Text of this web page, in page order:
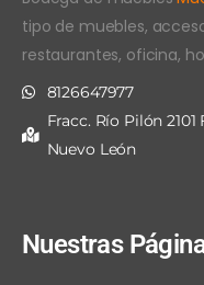
tipo de muebles,
restaurantes, oficina,
8126647977
Fracc. Río Pilón
Nuevo León
Nuestras